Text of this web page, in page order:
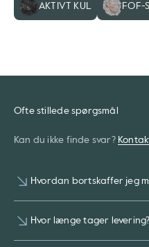
AKTIVT KUL FOF-
Ofte stillede spørgsmål
Kan du ikke finde svar?
Hvordan bortskaffer jeg
Hvor længe tager levering?